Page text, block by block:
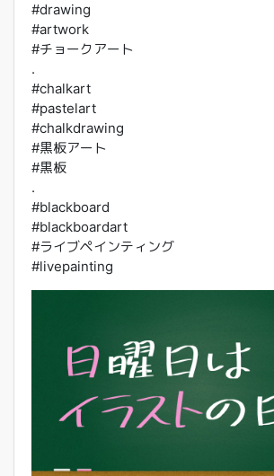
#drawing
#artwork
#チョークアート
.
#chalkart
#pastelart
#chalkdrawing
#黒板アート
#黒板
.
#blackboard
#blackboardart
#ライブペインティング
#livepainting